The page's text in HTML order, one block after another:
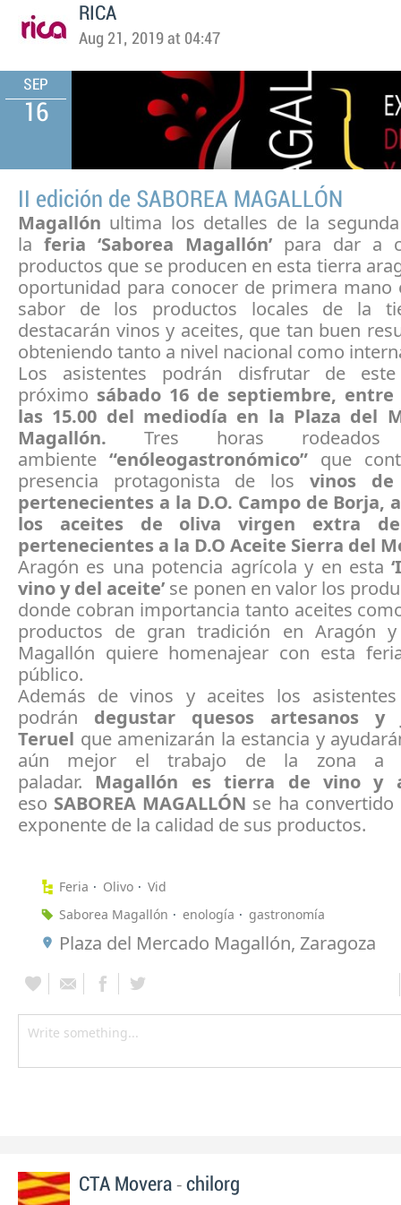
RICA
Aug 21, 2019 at 04:47
SEP
16
II edición de SABOREA MAGALLÓN
Magallón ultima los detalles de la
laferia ‘Saborea Magallón’ para dar a
productos que se producen en esta tierra
oportunidad para conocer de primera mano
sabor de los productos locales de la
destacarán vinos y aceites, que tan buen
obteniendo tanto a nivel nacional como
Los asistentes podrán disfrutar de
próximo sábado 16 de septiembre, entre
las 15.00 del mediodía en la Plaza del
Magallón. Tres horas
ambiente “enóleogastronómico”que
presencia protagonista de los vinos de
pertenecientes a la D.O. Campo de Borja,
los aceites de oliva virgen extra
pertenecientes a la D.O Aceite Sierra del
Aragón es una potencia agrícola y en esta
vino y del aceite’ se ponen en valor los
donde cobran importancia tanto aceites
productos de gran tradición en Aragón
Magallón quiere homenajear con esta
público.
Además de vinos y aceites los
podrán degustar quesos artesanos y
Teruel que amenizarán la estancia y
aún mejor el trabajo de la zona a
paladar. Magallón es tierra de vino y
eso SABOREA MAGALLÓN se ha
exponente de la calidad de sus productos.
Feria Olivo
Vid
Saborea Magallón
enología gastronomía
Plaza del Mercado Magallón, Zaragoza
CTA Movera - chilorg